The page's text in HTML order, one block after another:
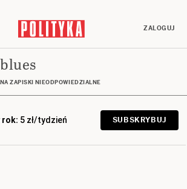
ZALOGUJ
ZAPISKI NIEODPOWIEDZIALNE
rok: 5 zł/tydzień SUBSKRYBUJ